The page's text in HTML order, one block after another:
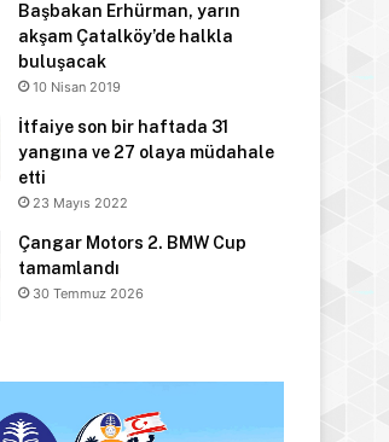
Başbakan Erhürman, yarın
akşam Çatalköy’de halkla
buluşacak
10 Nisan 2019
İtfaiye son bir haftada 31
yangına ve 27 olaya müdahale
etti
23 Mayıs 2022
Çangar Motors 2. BMW Cup
tamamlandı
30 Temmuz 2026